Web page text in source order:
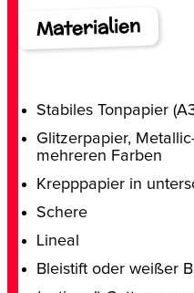
Materialien
Stabiles Tonpapier
Glitzerpapier,
mehreren Farben
Krepppapier in
Schere
Lineal
Bleistift oder weißer